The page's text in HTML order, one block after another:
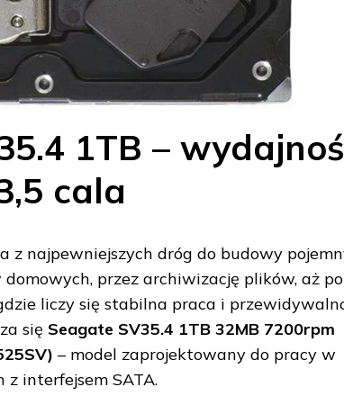
1TB –
cala
z najpewniejszych dróg do budowy
przez archiwizację plików, aż po
liczy się stabilna praca i
się Seagate SV35.4 1TB 32MB 7200rpm
– model zaprojektowany do pracy w
z interfejsem SATA.